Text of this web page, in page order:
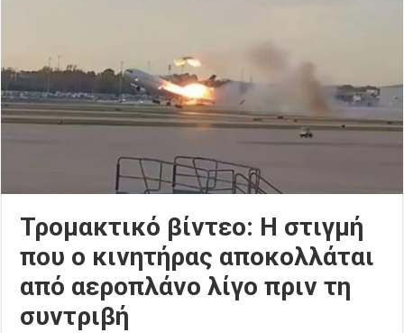
Τρομακτικό βίντεο: Η στιγμή
που ο κινητήρας αποκολλάται
από αεροπλάνο λίγο πριν τη
συντριβή